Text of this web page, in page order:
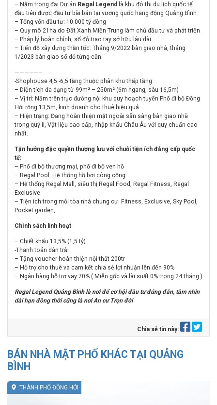
– Nằm trong đại Dự án Regal Legend
là khu đô thị du lịch quốc tế
đầu tiên được đầu tư bài bản tại vương quốc hang động Quảng Bình
– Tổng vốn đầu tư: 10.000 tỷ đồng
– Quy mô 21ha do Đất Xanh Miền Trung làm chủ đầu tư và phát triển
– Pháp lý hoàn chỉnh, sổ đỏ trao tay sở hữu lâu dài
– Tiến độ xây dựng thần tốc: Tháng 9/2022 bàn giao nhà, tháng
1/2023 bàn giao sổ đỏ từng căn.
—————–
-Shophouse 4,5 -6,5 tầng thuộc phân khu thấp tầng
– Diện tích đa dạng từ 99m² – 250m² (6m ngang, sâu 16,5m)
– Vị trí: Nằm trên trục đường nội khu quy hoạch tuyến Phố đi bộ Đồng
Hới rộng 13,5m, kinh doanh cho thuê hiệu quả
– Hiện trạng: Đang hoàn thiện mặt ngoài sẵn sàng bàn giao nhà
trong quý II, Vật liệu cao cấp, nhập khẩu Châu Âu với quy chuẩn cao
nhất.
Tận hưởng đặc quyền thượng lưu với chuỗi tiện ích đẳng cấp quốc
tế:
– Phố đi bộ thương mại, phố đi bộ ven hồ
– Regal Pool: Hệ thống hồ bơi công cộng.
– Hệ thống Regal Mall, siêu thị Regal Food, Regal Fitness, Regal
Exclusive
– Tiện ích trong mỗi tòa nhà chung cư: Fitness, Exclusive, Sky Pool,
Pocket garden,….
Chính sách linh hoạt
– Chiết khấu 13,5% (1,5 tỷ)
-Thanh toán dàn trải
– Tặng voucher hoàn thiện nội thất 200tr
– Hỗ trợ cho thuê và cam kết chia sẻ lợi nhuận lên đến 90%
– Ngân hàng hỗ trợ vay 70% ( Miễn gốc và lãi suất 0% trong 24 tháng )
Regal Legend Quảng Bình là nơi để cơ hội đầu tư đúng đắn, tầm nhìn
dài hạn đồng thời cũng là nơi An cư Trọn đời
Chia sẻ tin này:
BÁN NHÀ MẶT PHỐ KHÁC TẠI QUẢNG
BÌNH
THÀNH PHỐ ĐỒNG HỚI